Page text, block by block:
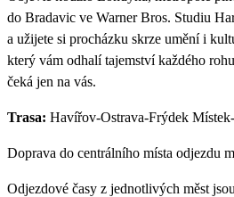
do Bradavic ve Warner Bros. Studiu
a užijete si procházku skrze umění i
který vám odhalí tajemství každého
čeká jen na vás.
Trasa: Havířov-Ostrava-Frýdek
Doprava do centrálního místa odjezdu
Odjezdové časy z jednotlivých měst